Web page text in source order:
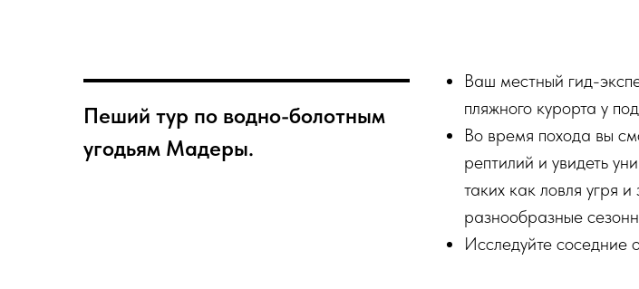
Пеший тур по водно-болотным
угодьям Мадеры.
Ваш местный гид-
пляжного курорта у
Во время похода вы
рептилий и увидеть
таких как ловля угря
разнообразные
Исследуйте соседние